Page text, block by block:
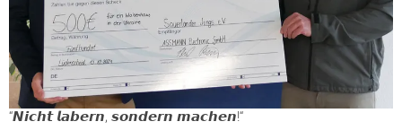
“𝙉𝙞𝙘𝙝𝙩 𝙡𝙖𝙗𝙚𝙧𝙣, 𝙨𝙤𝙣𝙙𝙚𝙧𝙣 𝙢𝙖𝙘𝙝𝙚𝙣!“